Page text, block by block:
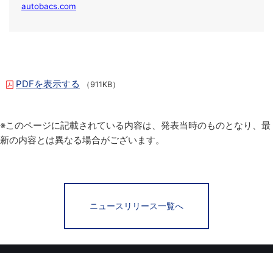
autobacs.com
PDFを表示する （911KB）
※このページに記載されている内容は、発表当時のものとなり、最
新の内容とは異なる場合がございます。
ニュースリリース一覧へ